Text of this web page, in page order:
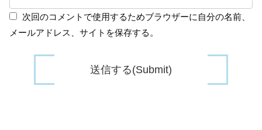
次回のコメントで使用するためブラウザーに自分の名前、
メールアドレス、サイトを保存する。